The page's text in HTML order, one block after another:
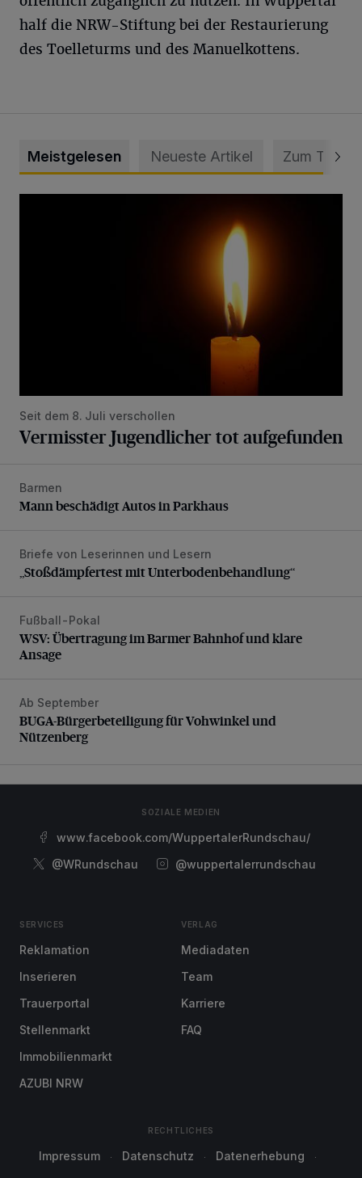
half die NRW-Stiftung bei der Restaurierung
des Toelleturms und des Manuelkottens.
Meistgelesen Neueste Artikel Zum Thema
Seit dem 8. Juli verschollen
Vermisster Jugendlicher tot aufgefunden
Mann beschädigt Autos in Parkhaus
Barmen
Mann beschädigt Autos in Parkhaus
„Stoßdämpfertest mit Unterbodenbehandlung“
Briefe von Leserinnen und Lesern
„Stoßdämpfertest mit Unterbodenbehandlung“
WSV: Übertragung im Barmer Bahnhof und klare Ansage
Fußball-Pokal
WSV: Übertragung im Barmer Bahnhof und klare
Ansage
BUGA-Bürgerbeteiligung für Vohwinkel und Nützenberg
Ab September
BUGA-Bürgerbeteiligung für Vohwinkel und
Nützenberg
SOZIALE MEDIEN
www.facebook.com/WuppertalerRundschau/
@WRundschau
@wuppertalerrundschau
SERVICES
Reklamation
Inserieren
Trauerportal
Stellenmarkt
Immobilienmarkt
AZUBI NRW
VERLAG
Mediadaten
Team
Karriere
FAQ
RECHTLICHES
Impressum Datenschutz
Datenerhebung